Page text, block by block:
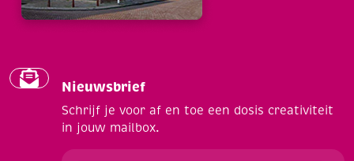
Nieuwsbrief
Schrijf je voor af en toe een dosis creativiteit
in jouw mailbox.